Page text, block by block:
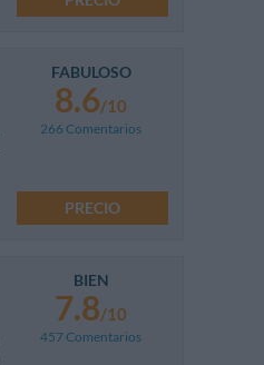
FABULOSO
8.6/10
266 Comentarios
PRECIO
BIEN
7.8/10
457 Comentarios